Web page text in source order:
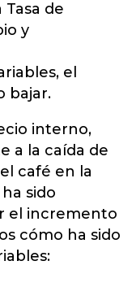
de
y
el
bajar.
interno,
a la caída de
café en la
sido
el incremento
cómo ha sido